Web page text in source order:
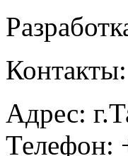
Контакты:
Адрес:
Телефон: